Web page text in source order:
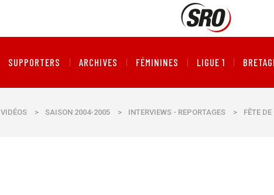
SUPPORTERS ARCHIVES FÉMININES LIGUE 1
VIDÉOS > SAISON 2004-2005 > INTERVIEWS - REPORTAGES > FÊTE